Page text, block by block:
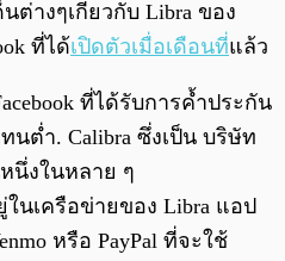
ต่างๆเกี่ยวกับ Libra ของ
ที่ได้เปิดตัวเมื่อเดือนที่แล้ว
ที่ได้รับการค้ำประกัน
ต่ำ. Calibra ซึ่งเป็น บริษัท
หนึ่งในหลาย ๆ
ในเครือข่ายของ Libra แอป
หรือ PayPal ที่จะใช้